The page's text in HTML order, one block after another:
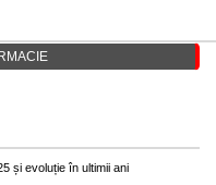
și evoluție în ultimii ani